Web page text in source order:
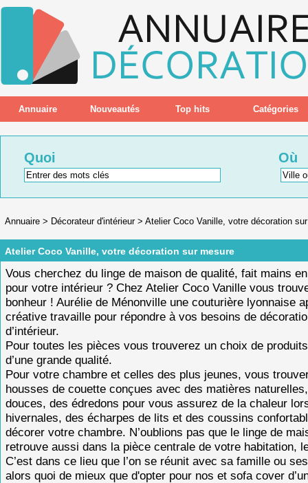
Annuaire Nouveautés Top hits Catégories
Quoi Où
Annuaire > Décorateur d'intérieur> Atelier Coco Vanille, votre décoration
Atelier Coco Vanille, votre décoration sur mesure
Vous cherchez du linge de maison de qualité, fait mains
pour votre intérieur ? Chez Atelier Coco Vanille vous
bonheur ! Aurélie de Ménonville une couturière lyonnaise
créative travaille pour répondre à vos besoins de
d’intérieur.
Pour toutes les pièces vous trouverez un choix de
d’une grande qualité.
Pour votre chambre et celles des plus jeunes, vous
housses de couette conçues avec des matières
douces, des édredons pour vous assurez de la chaleur
hivernales, des écharpes de lits et des coussins
décorer votre chambre. N’oublions pas que le linge de
retrouve aussi dans la pièce centrale de votre habitation,
C’est dans ce lieu que l’on se réunit avec sa famille ou
alors quoi de mieux que d'opter pour nos et sofa cover